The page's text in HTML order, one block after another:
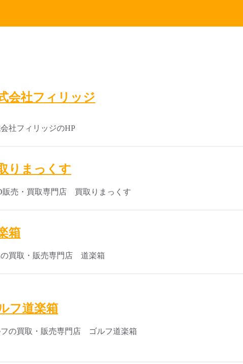
会社フィリッジ
社フィリッジのHP
りまっくす
販売・買取専門店 買取りまっくす
箱
買取・販売専門店 道楽箱
フ道楽箱
フの買取・販売専門店 ゴルフ道楽箱